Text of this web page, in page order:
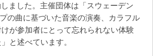
ました。主催団体は「スウェーデン
の曲に基づいた音楽の演奏、カラフル
が参加者にとって忘れられない体験
と述べています。